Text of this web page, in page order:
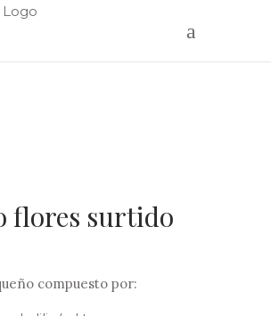
flores surtido
compuesto por: